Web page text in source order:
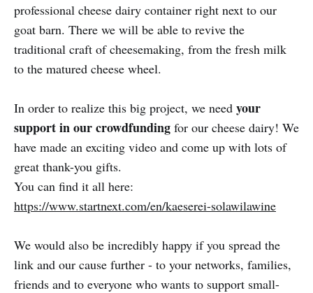
professional cheese dairy container right next to our
goat barn. There we will be able to revive the
traditional craft of cheesemaking, from the fresh milk
to the matured cheese wheel.
In order to realize this big project, we need your
support in our crowdfunding for our cheese dairy! We
have made an exciting video and come up with lots of
great thank-you gifts.
You can find it all here:
https://www.startnext.com/en/kaeserei-solawilawine
We would also be incredibly happy if you spread the
link and our cause further - to your networks, families,
friends and to everyone who wants to support small-